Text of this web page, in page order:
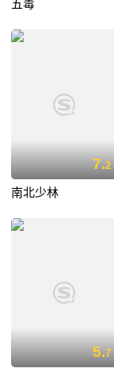
五毒
7.2
南北少林
5.7